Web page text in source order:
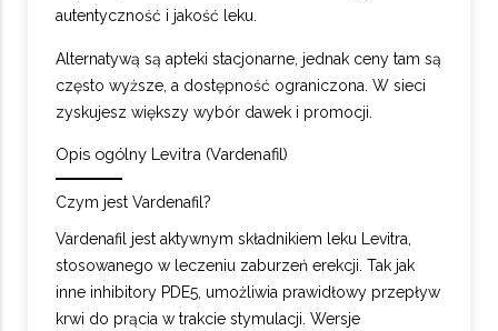
autentyczność i jakość leku.
Alternatywą są apteki stacjonarne, jednak ceny tam są
często wyższe, a dostępność ograniczona. W sieci
zyskujesz większy wybór dawek i promocji.
Opis ogólny Levitra (Vardenafil)
Czym jest Vardenafil?
Vardenafil jest aktywnym składnikiem leku Levitra,
stosowanego w leczeniu zaburzeń erekcji. Tak jak
inne inhibitory PDE5, umożliwia prawidłowy przepływ
krwi do prącia w trakcie stymulacji. Wersje